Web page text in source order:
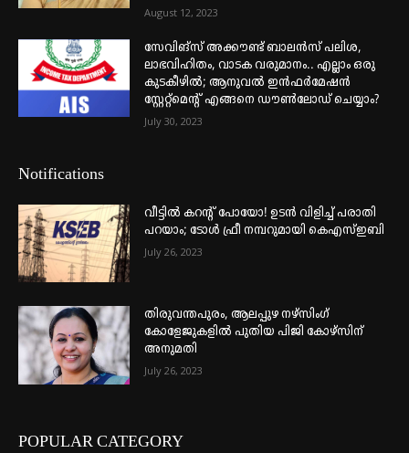
August 12, 2023
സേവിങ്സ് അക്കൗണ്ട് ബാലൻസ് പലിശ,
ലാഭവിഹിതം, വാടക വരുമാനം.. എല്ലാം ഒരു
കുടകീഴിൽ; ആനുവൽ ഇൻഫർമേഷൻ
സ്റ്റേറ്റ്മെന്റ് എങ്ങനെ ഡൗൺലോഡ് ചെയ്യാം?
July 30, 2023
Notifications
വീട്ടില്‍ കറന്റ് പോയോ! ഉടന്‍ വിളിച്ച് പരാതി
പറയാം; ടോള്‍ ഫ്രീ നമ്പറുമായി കെഎസ്ഇബി
July 26, 2023
തിരുവന്തപുരം, ആലപ്പുഴ നഴ്‌സിംഗ്
കോളേജുകളില്‍ പുതിയ പിജി കോഴ്‌സിന്
അനുമതി
July 26, 2023
POPULAR CATEGORY